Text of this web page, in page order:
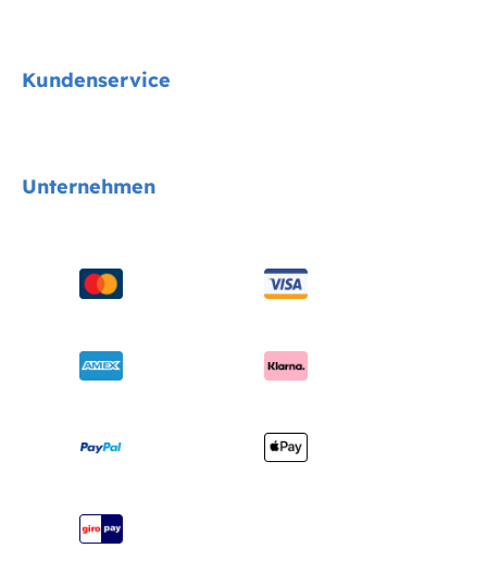
Kinderwagen
Schaukeln & Wippen
Babytragen
Kundenservice
Handbücher & mehr
Versand & Retoure
Benutzerhandbuch
Unternehmen
Über uns
Auszeichnungen
Produktregistrierung